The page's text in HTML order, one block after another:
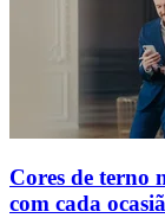
Cores de terno
com cada